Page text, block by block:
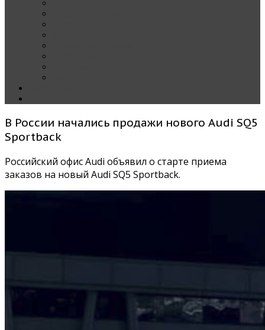
В России начались продажи нового Audi SQ5
Sportback
Российский офис Audi объявил о старте приема
заказов на новый Audi SQ5 Sportback.